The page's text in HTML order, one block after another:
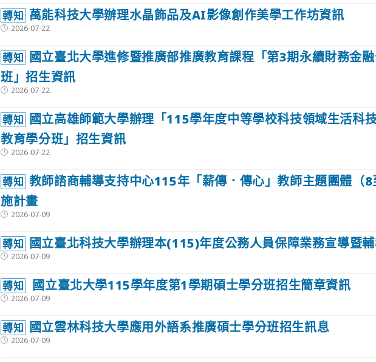
轉知 萬能科技大學辦理水晶飾品及AI影像創作美學工作坊資訊
Post2026-07-22
轉知 國立臺北大學進修暨推廣部推廣教育課程「第3期永續財務金
班」招生資訊
Post2026-07-22
轉知 國立高雄師範大學辦理「115學年度中等學校科技領域生活科
教育學分班」招生資訊
Post2026-07-22
轉知 教師諮商輔導支持中心115年「薪傳．傳心」教師主題團體（
施計畫
Post2026-07-09
轉知 國立臺北科技大學辦理本(115)年度公務人員保障業務宣導暨
Post2026-07-09
轉知 國立臺北大學115學年度第1學期碩士學分班招生簡章資訊
Post2026-07-09
轉知 國立雲林科技大學應用外語系推廣碩士學分班招生訊息
Post2026-07-09